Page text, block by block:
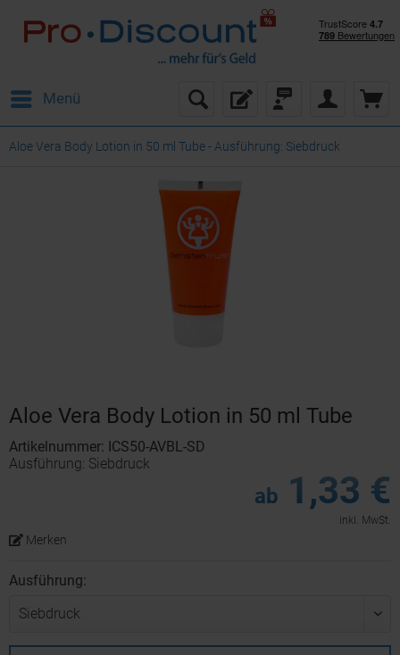
Menü
Aloe Vera Body Lotion in 50 ml Tube - Ausführung: Siebdruck
Aloe Vera Body Lotion in 50 ml Tube
Artikelnummer: ICS50-AVBL-SD
Ausführung: Siebdruck
ab 1,33 €
inkl. MwSt.
Merken
Ausführung: